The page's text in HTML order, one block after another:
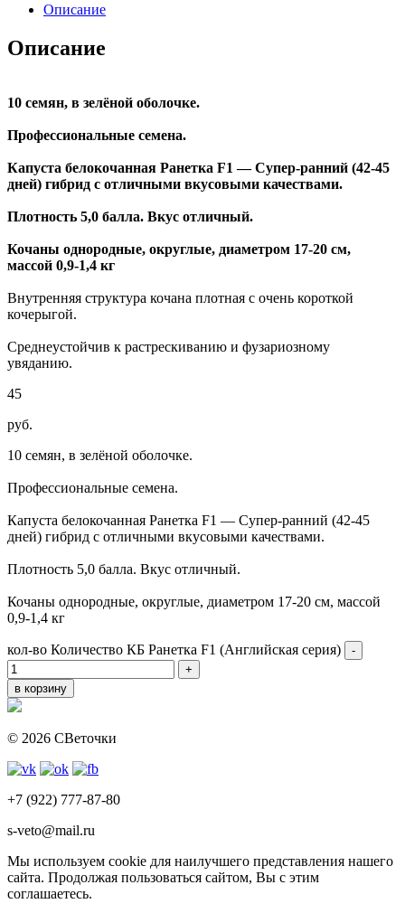
Описание
Описание
10 семян, в зелёной оболочке.
Профессиональные семена.
Капуста белокочанная Ранетка F1 — Супер-ранний (42-45
дней) гибрид с отличными вкусовыми качествами.
Плотность 5,0 балла. Вкус отличный.
Кочаны однородные, округлые, диаметром 17-20 см,
массой 0,9-1,4 кг
Внутренняя структура кочана плотная с очень короткой
кочерыгой.
Среднеустойчив к растрескиванию и фузариозному
увяданию.
45
руб.
10 семян, в зелёной оболочке.
Профессиональные семена.
Капуста белокочанная Ранетка F1 — Супер-ранний (42-45
дней) гибрид с отличными вкусовыми качествами.
Плотность 5,0 балла. Вкус отличный.
Кочаны однородные, округлые, диаметром 17-20 см, массой
0,9-1,4 кг
кол-во Количество КБ Ранетка F1 (Английская серия)
-
+
в корзину
© 2026 СВеточки
+7 (922) 777-87-80
s-veto@mail.ru
Мы используем сookie для наилучшего представления нашего
сайта. Продолжая пользоваться сайтом, Вы с этим
соглашаетесь.